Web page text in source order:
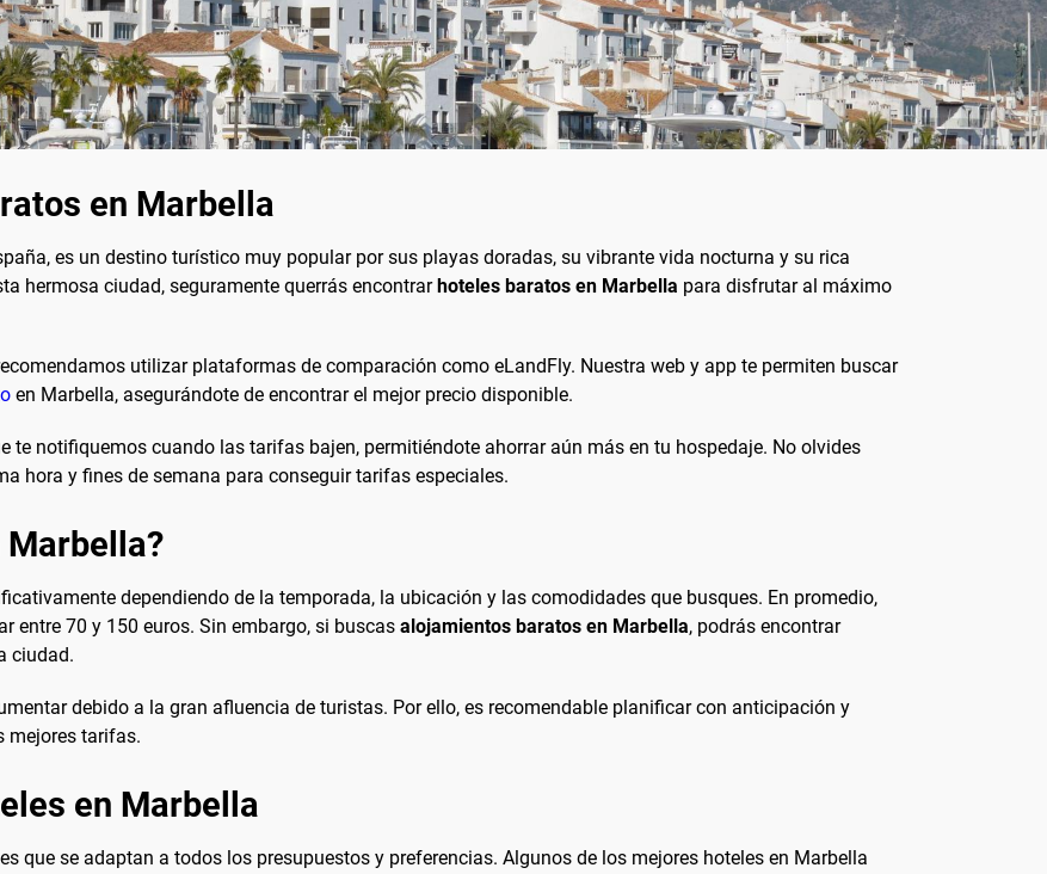
en Marbella
es un destino turístico muy popular por sus playas doradas, su vibrante vida nocturna y su rica
hermosa ciudad, seguramente querrás encontrar hoteles baratos en Marbella para disfrutar al máximo
utilizar plataformas de comparación como eLandFly. Nuestra web y app te permiten buscar
en Marbella, asegurándote de encontrar el mejor precio disponible.
te notifiquemos cuando las tarifas bajen, permitiéndote ahorrar aún más en tu hospedaje. No olvides
hora y fines de semana para conseguir tarifas especiales.
Marbella?
dependiendo de la temporada, la ubicación y las comodidades que busques. En promedio,
entre 70 y 150 euros. Sin embargo, si buscas alojamientos baratos en Marbella, podrás encontrar
ciudad.
debido a la gran afluencia de turistas. Por ello, es recomendable planificar con anticipación y
mejores tarifas.
en Marbella
que se adaptan a todos los presupuestos y preferencias. Algunos de los mejores hoteles en Marbella